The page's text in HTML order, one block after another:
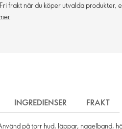
Fri frakt när du köper utvalda produkter,
INGREDIENSER FRAKT
på torr hud, läppar, nagelband,